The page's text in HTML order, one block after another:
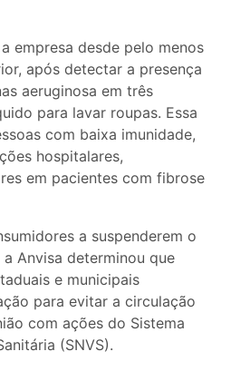
empresa desde pelo menos
após detectar a presença
aeruginosa em três
para lavar roupas. Essa
com baixa imunidade,
hospitalares,
em pacientes com fibrose
a suspenderem o
Anvisa determinou que
e municipais
para evitar a circulação
com ações do Sistema
(SNVS).